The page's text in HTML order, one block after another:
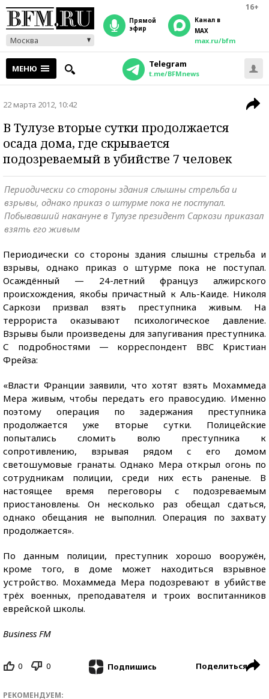
16+
Москва
прямой
эфир
Канал в
MAX
max.ru/bfm
МЕНЮ Telegram
t.me/BFMnews
22 марта 2012, 10:42
В Тулузе вторые сутки продолжается
осада дома, где скрывается
подозреваемый в убийстве 7 человек
Периодически со стороны здания слышны стрельба и
взрывы, однако приказ о штурме пока не поступал.
Побывавший накануне в Тулузе президент Саркози приказал
взять его живым
Периодически со стороны здания слышны стрельба и
взрывы, однако приказ о штурме пока не поступал.
Осаждённый — 24-летний француз алжирского
происхождения, якобы причастный к Аль-Каиде. Николя
Саркози призвал взять преступника живым. На
террориста оказывают психологическое давление.
Взрывы были произведены для запугивания преступника.
С подробностями — корреспондент BBC Кристиан
Фрейза:
«Власти Франции заявили, что хотят взять Мохаммеда
Мера живым, чтобы передать его правосудию. Именно
поэтому операция по задержания преступника
продолжается уже вторые сутки. Полицейские
попытались сломить волю преступника к
сопротивлению, взрывая рядом с его домом
светошумовые гранаты. Однако Мера открыл огонь по
сотрудникам полиции, среди них есть раненые. В
настоящее время переговоры с подозреваемым
приостановлены. Он несколько раз обещал сдаться,
однако обещания не выполнил. Операция по захвату
продолжается».
По данным полиции, преступник хорошо вооружён,
кроме того, в доме может находиться взрывное
устройство. Мохаммеда Мера подозревают в убийстве
трёх военных, преподавателя и троих воспитанников
еврейской школы.
Business FM
0 0 Подпишись Поделиться
РЕКОМЕНДУЕМ: